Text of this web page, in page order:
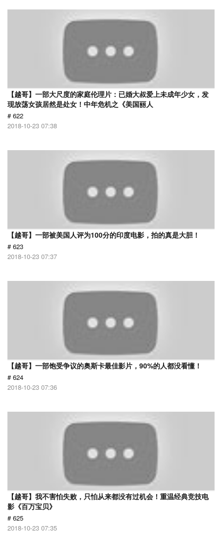
【越哥】一部大尺度的家庭伦理片：已婚大叔爱上未成年少女，发
现放荡女孩居然是处女！中年危机之《美国丽人
# 622
2018-10-23 07:38
【越哥】一部被美国人评为100分的印度电影，拍的真是大胆！
# 623
2018-10-23 07:37
【越哥】一部饱受争议的奥斯卡最佳影片，90%的人都没看懂！
# 624
2018-10-23 07:36
【越哥】我不害怕失败，只怕从来都没有过机会！重温经典竞技电
影《百万宝贝》
# 625
2018-10-23 07:35